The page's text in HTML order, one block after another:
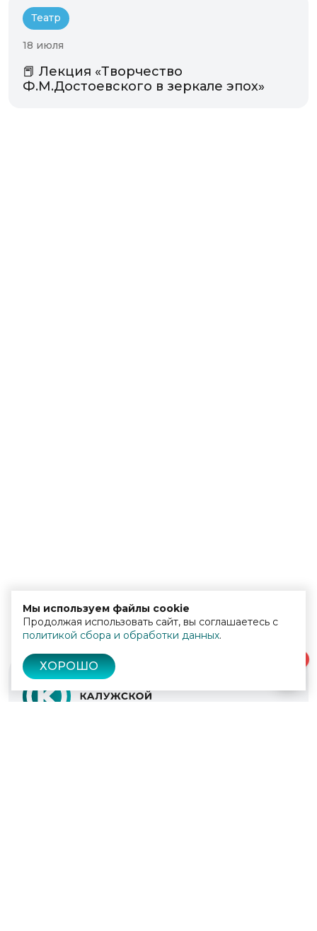
Театр
18 июля
📕 Лекция «Творчество
Ф.М.Достоевского в зеркале эпох»
Мы используем файлы cookie
Продолжая использовать сайт, вы соглашаетесь с
политикой сбора и обработки данных.
ХОРОШО